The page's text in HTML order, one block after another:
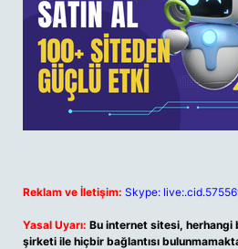
Reklam ve İletişim: Skype:
Yasal Uyarı: Bu internet sitesi, herhangi
şirketi ile hiçbir bağlantısı